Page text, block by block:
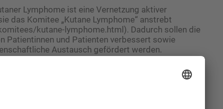
Lymphome ist eine Vernetzung aktiver
das Komitee „Kutane Lymphome“ anstrebt
kutane-lymphome.html). Dadurch sollen die
Patientinnen und Patienten verbessert sowie
Austausch gefördert werden.
(ADO), September 202